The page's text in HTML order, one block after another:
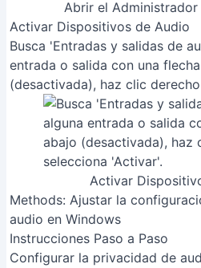
Abrir el
Activar Dispositivos de Audio
Busca 'Entradas y salidas de
entrada o salida con una
(desactivada), haz clic
Activar
Methods: Ajustar la
audio en Windows
Instrucciones Paso a Paso
Configurar la privacidad de